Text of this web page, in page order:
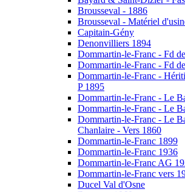
Brousseval - 1886
Brousseval - Matériel
Capitain-Gény
Denonvilliers 1894
Dommartin-le-Franc - Fd
Dommartin-le-Franc - Fd
Dommartin-le-Franc -
P 1895
Dommartin-le-Franc - Le
Dommartin-le-Franc - Le
Dommartin-le-Franc - Le
Chanlaire - Vers 1860
Dommartin-le-Franc 1899
Dommartin-le-Franc 1936
Dommartin-le-Franc AG
Dommartin-le-Franc vers
Ducel Val d'Osne